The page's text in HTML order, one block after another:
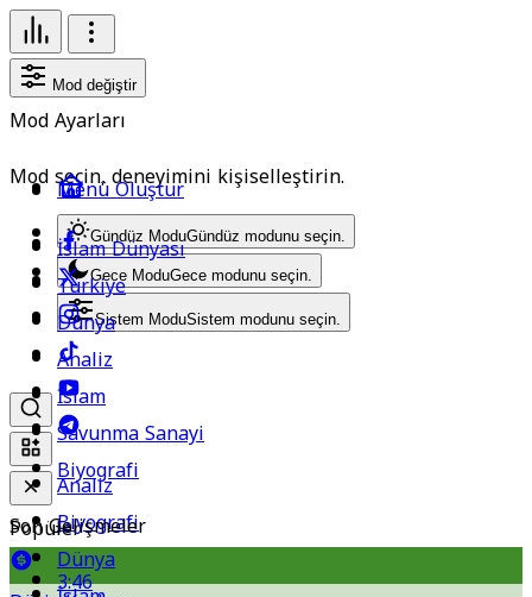
Mod değiştir
Mod Ayarları
Mod seçin, deneyimini kişiselleştirin.
Gündüz ModuGündüz modunu seçin.
Gece ModuGece modunu seçin.
Sistem ModuSistem modunu seçin.
Popüler
Menü Oluştur
Analiz
Biyografi
Dünya
İslam Dünyası
Türkiye
Dünya
Analiz
İslam
Savunma Sanayi
Biyografi
Son Gelişmeler
3:46